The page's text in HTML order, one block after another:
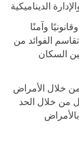
الديناميكية
وآمنًا
الفوائد من
السكان
خلال الأمراض
من خلال الحد